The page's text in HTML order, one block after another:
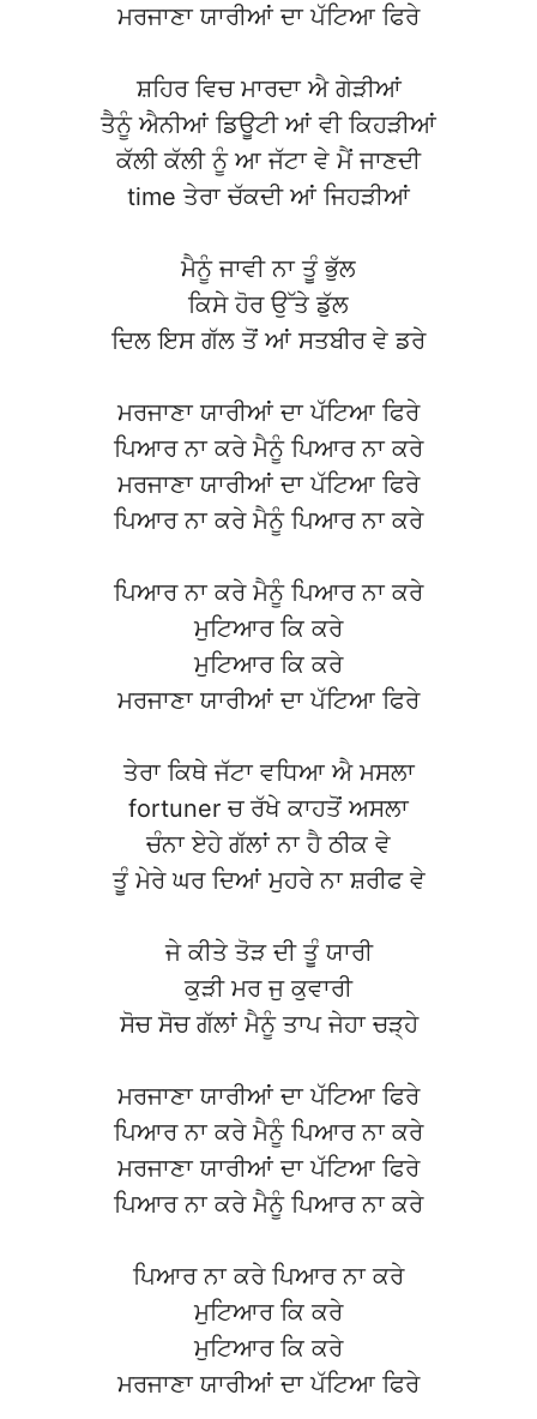
ਮਰਜਾਣਾ ਯਾਰੀਆਂ ਦਾ ਪੱਟਿਆ ਫਿਰੇ
ਸ਼ਹਿਰ ਵਿਚ ਮਾਰਦਾ ਐ ਗੇੜੀਆਂ
ਤੈਨੂੰ ਐਨੀਆਂ ਡਿਊਟੀ ਆਂ ਵੀ ਕਿਹੜੀਆਂ
ਕੱਲੀ ਕੱਲੀ ਨੂੰ ਆ ਜੱਟਾ ਵੇ ਮੈਂ ਜਾਣਦੀ
time ਤੇਰਾ ਚੱਕਦੀ ਆਂ ਜਿਹੜੀਆਂ
ਮੈਨੂੰ ਜਾਵੀ ਨਾ ਤੂੰ ਭੁੱਲ
ਕਿਸੇ ਹੋਰ ਉੱਤੇ ਡੁੱਲ
ਦਿਲ ਇਸ ਗੱਲ ਤੋਂ ਆਂ ਸਤਬੀਰ ਵੇ ਡਰੇ
ਮਰਜਾਣਾ ਯਾਰੀਆਂ ਦਾ ਪੱਟਿਆ ਫਿਰੇ
ਪਿਆਰ ਨਾ ਕਰੇ ਮੈਨੂੰ ਪਿਆਰ ਨਾ ਕਰੇ
ਮਰਜਾਣਾ ਯਾਰੀਆਂ ਦਾ ਪੱਟਿਆ ਫਿਰੇ
ਪਿਆਰ ਨਾ ਕਰੇ ਮੈਨੂੰ ਪਿਆਰ ਨਾ ਕਰੇ
ਪਿਆਰ ਨਾ ਕਰੇ ਮੈਨੂੰ ਪਿਆਰ ਨਾ ਕਰੇ
ਮੁਟਿਆਰ ਕਿ ਕਰੇ
ਮੁਟਿਆਰ ਕਿ ਕਰੇ
ਮਰਜਾਣਾ ਯਾਰੀਆਂ ਦਾ ਪੱਟਿਆ ਫਿਰੇ
ਤੇਰਾ ਕਿਥੇ ਜੱਟਾ ਵਧਿਆ ਐ ਮਸਲਾ
fortuner ਚ ਰੱਖੇ ਕਾਹਤੋਂ ਅਸਲਾ
ਚੰਨਾ ਏਹੇ ਗੱਲਾਂ ਨਾ ਹੈ ਠੀਕ ਵੇ
ਤੂੰ ਮੇਰੇ ਘਰ ਦਿਆਂ ਮੁਹਰੇ ਨਾ ਸ਼ਰੀਫ ਵੇ
ਜੇ ਕੀਤੇ ਤੋੜ ਦੀ ਤੂੰ ਯਾਰੀ
ਕੁੜੀ ਮਰ ਜੁ ਕੁਵਾਰੀ
ਸੋਚ ਸੋਚ ਗੱਲਾਂ ਮੈਨੂੰ ਤਾਪ ਜੇਹਾ ਚੜ੍ਹੇ
ਮਰਜਾਣਾ ਯਾਰੀਆਂ ਦਾ ਪੱਟਿਆ ਫਿਰੇ
ਪਿਆਰ ਨਾ ਕਰੇ ਮੈਨੂੰ ਪਿਆਰ ਨਾ ਕਰੇ
ਮਰਜਾਣਾ ਯਾਰੀਆਂ ਦਾ ਪੱਟਿਆ ਫਿਰੇ
ਪਿਆਰ ਨਾ ਕਰੇ ਮੈਨੂੰ ਪਿਆਰ ਨਾ ਕਰੇ
ਪਿਆਰ ਨਾ ਕਰੇ ਪਿਆਰ ਨਾ ਕਰੇ
ਮੁਟਿਆਰ ਕਿ ਕਰੇ
ਮੁਟਿਆਰ ਕਿ ਕਰੇ
ਮਰਜਾਣਾ ਯਾਰੀਆਂ ਦਾ ਪੱਟਿਆ ਫਿਰੇ